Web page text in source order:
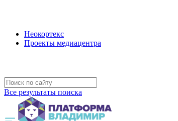
Неокортекс
Проекты медиацентра
Все результаты поиска